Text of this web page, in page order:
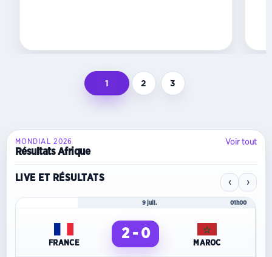
1 2 3
MONDIAL 2026
Résultats Afrique
Voir tout
LIVE ET RÉSULTATS ‹ ›
9 juil. 01h00
FRANCE
2 - 0
MAROC